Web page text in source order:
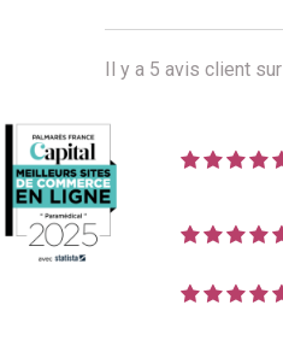
Il y a 5 avis client